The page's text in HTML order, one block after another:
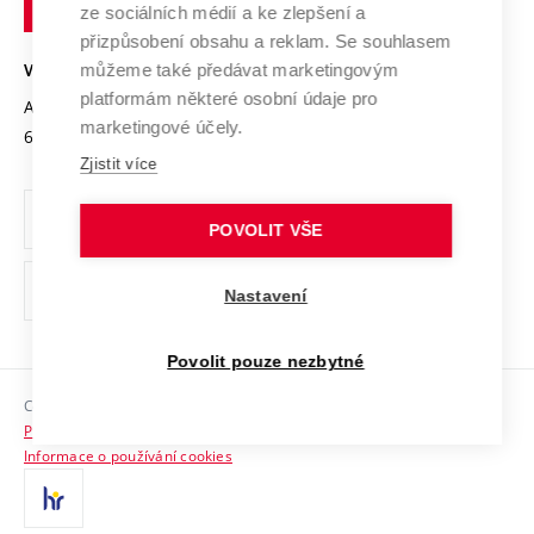
Open Science
Projekty
Projekty ze strukturálních fondů
Specifický výzkum
Mezinárodní dohody
Univerzitní sítě
Bezpečná univerzita
Vyznamenání
Organizační struktura
Ochrana osobních údajů
odkaz)
Sociální bezpečí
HR Award
Kontakty
Brně
VYSOKÉ UČENÍ TECHNICKÉ V BRNĚ
Antonínská 548/1
602 00 Brno
www.vut.cz
vut@vutbr.cz
Copyright © 2026 VUT
Prohlášení o přístupnosti
Informace o používání cookies
ze sociálních médií a ke zlepšení a
přizpůsobení obsahu a reklam. Se souhlasem
můžeme také předávat marketingovým
platformám některé osobní údaje pro
marketingové účely.
Zjistit více
POVOLIT VŠE
Nastavení
Povolit pouze nezbytné